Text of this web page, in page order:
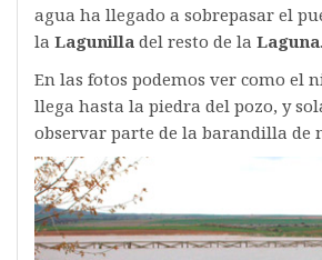
agua ha llegado a sobrepasar el
la Lagunilla del resto de la Laguna.
En las fotos podemos ver como el
llega hasta la piedra del pozo, y
observar parte de la barandilla de